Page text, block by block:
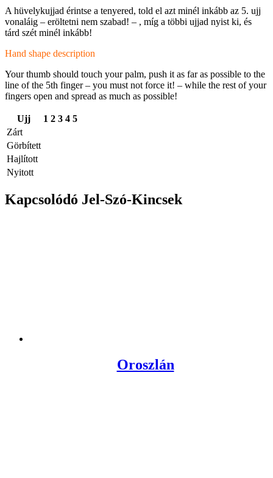
A hüvelykujjad érintse a tenyered, told el azt minél inkább az 5. ujj
vonaláig – eröltetni nem szabad! – , míg a többi ujjad nyist ki, és
tárd szét minél inkább!
Hand shape description
Your thumb should touch your palm, push it as far as possible to the
line of the 5th finger – you must not force it! – while the rest of your
fingers open and spread as much as possible!
Ujj 1 2 3 4 5
Zárt
Görbített
Hajlított
Nyitott
Kapcsolódó Jel-Szó-Kincsek
Oroszlán